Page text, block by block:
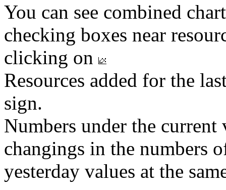
You can see combined
checking boxes near
clicking on
Resources added for the
sign.
Numbers under the
changings in the numbers
yesterday values at the